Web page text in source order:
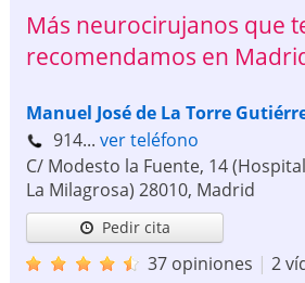
Más neurocirujanos que
recomendamos en
Manuel José de La Torre
914... ver teléfono
C/ Modesto la Fuente, 14
La Milagrosa) 28010, Madrid
Pedir cita
37 opiniones | 2